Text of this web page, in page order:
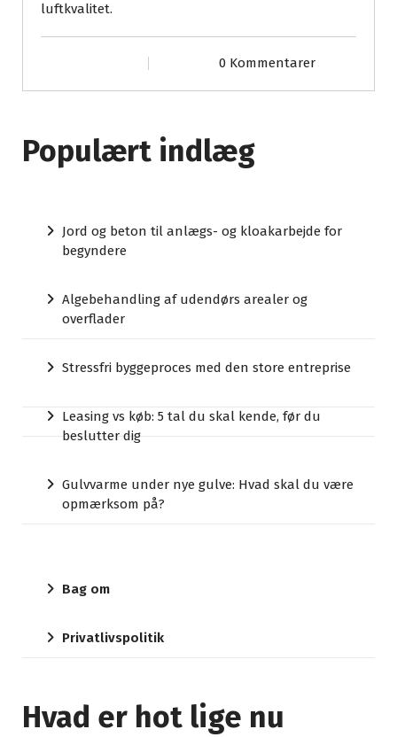
luftkvalitet.
0 Kommentarer
Populært indlæg
Jord og beton til anlægs- og kloakarbejde for
begyndere
Algebehandling af udendørs arealer og
overflader
Stressfri byggeproces med den store entreprise
Leasing vs køb: 5 tal du skal kende, før du
beslutter dig
Gulvvarme under nye gulve: Hvad skal du være
opmærksom på?
Bag om
Privatlivspolitik
Hvad er hot lige nu